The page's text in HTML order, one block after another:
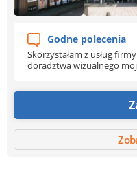
Godne polecenia
Skorzystałam z usług
doradztwa wizualnego